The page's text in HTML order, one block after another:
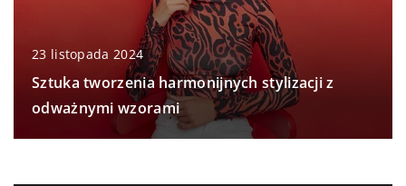
23 listopada 2024
Sztuka tworzenia harmonijnych stylizacji z
odważnymi wzorami